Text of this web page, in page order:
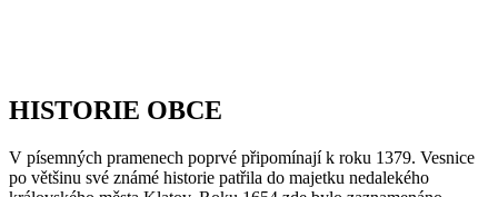
HISTORIE OBCE
V písemných pramenech poprvé připomínají k roku 1379. Vesnice
po většinu své známé historie patřila do majetku nedalekého